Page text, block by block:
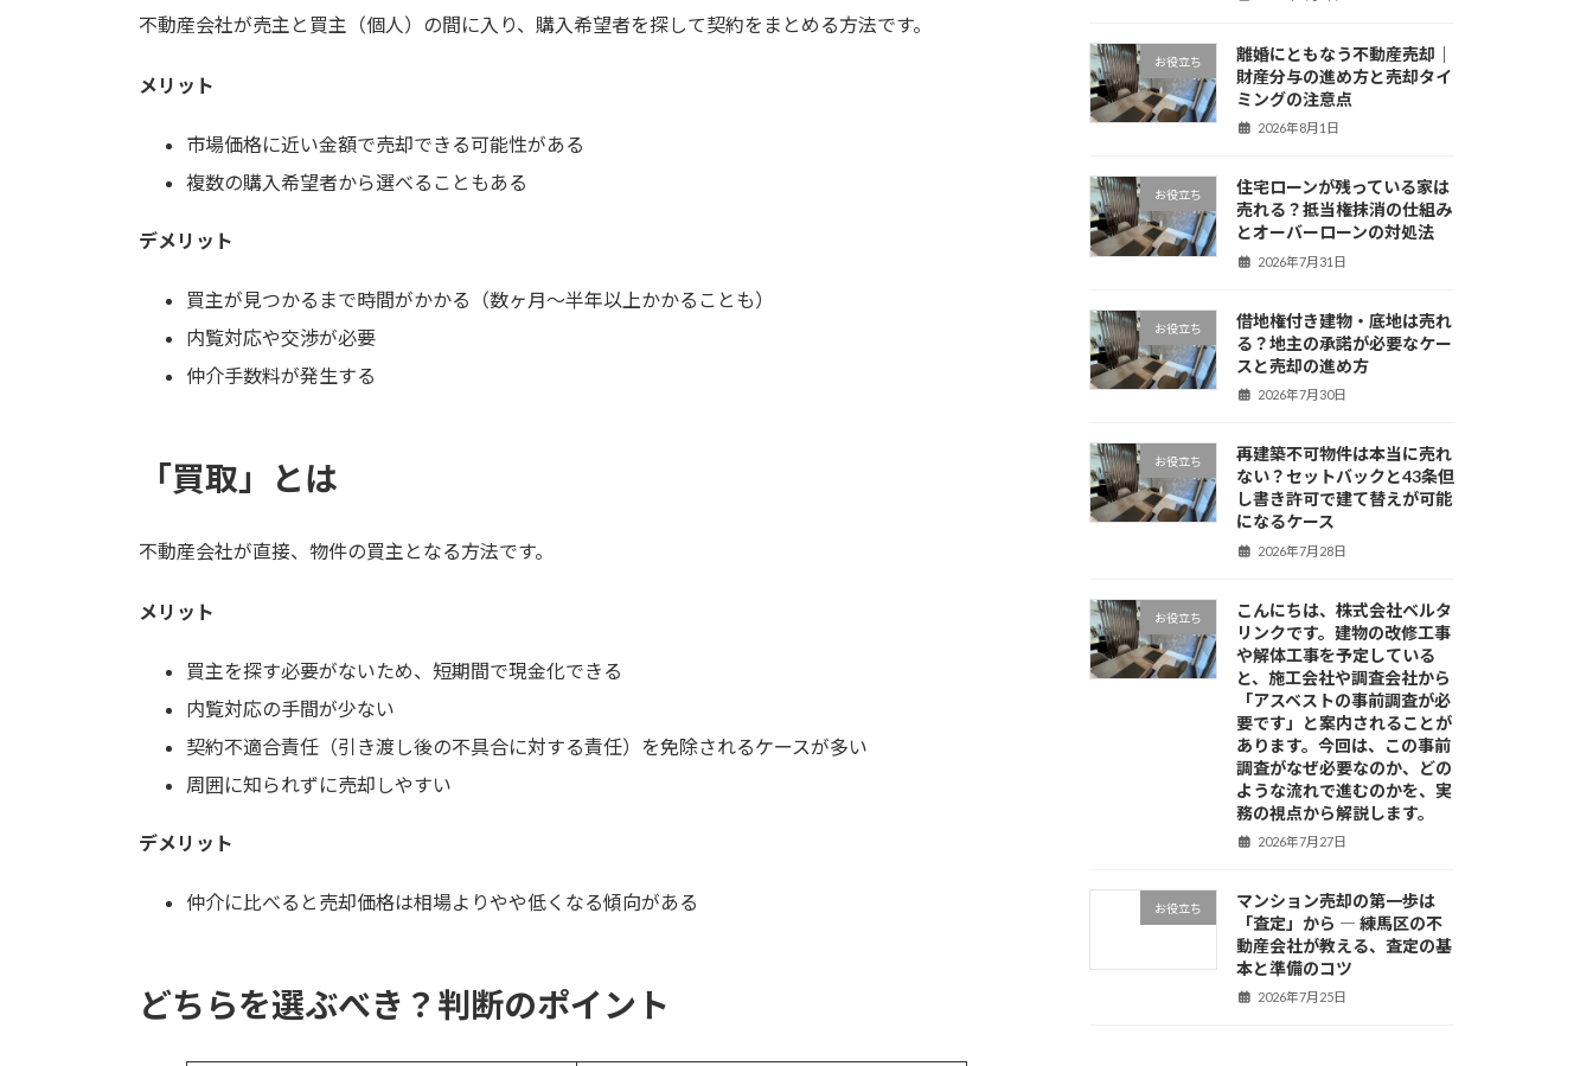
不動産会社が売主と買主（個人）の間に入り、購入希望者を探して契約をまとめる方法です。
メリット
市場価格に近い金額で売却できる可能性がある
複数の購入希望者から選べることもある
デメリット
買主が見つかるまで時間がかかる（数ヶ月〜半年以上かかることも）
内覧対応や交渉が必要
仲介手数料が発生する
「買取」とは
不動産会社が直接、物件の買主となる方法です。
メリット
買主を探す必要がないため、短期間で現金化できる
内覧対応の手間が少ない
契約不適合責任（引き渡し後の不具合に対する責任）を免除されるケースが多い
周囲に知られずに売却しやすい
デメリット
仲介に比べると売却価格は相場よりやや低くなる傾向がある
どちらを選ぶべき？判断のポイント
お役立ち
離婚にともなう不動産売却｜
財産分与の進め方と売却タイ
ミングの注意点
2026年8月1日
お役立ち
住宅ローンが残っている家は
売れる？抵当権抹消の仕組み
とオーバーローンの対処法
2026年7月31日
お役立ち
借地権付き建物・底地は売れ
る？地主の承諾が必要なケー
スと売却の進め方
2026年7月30日
お役立ち
再建築不可物件は本当に売れ
ない？セットバックと43条但
し書き許可で建て替えが可能
になるケース
2026年7月28日
お役立ち
こんにちは、株式会社ベルタ
リンクです。建物の改修工事
や解体工事を予定している
と、施工会社や調査会社から
「アスベストの事前調査が必
要です」と案内されることが
あります。今回は、この事前
調査がなぜ必要なのか、どの
ような流れで進むのかを、実
務の視点から解説します。
2026年7月27日
お役立ち
マンション売却の第一歩は
「査定」から ― 練馬区の不
動産会社が教える、査定の基
本と準備のコツ
2026年7月25日